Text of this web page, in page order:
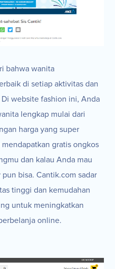
bahwa wanita
di setiap aktivitas dan
website fashion ini, Anda
lengkap mulai dari
harga yang super
gratis ongkos
dan kalau Anda mau
bisa. Cantik.com sadar
tinggi dan kemudahan
untuk meningkatkan
online.